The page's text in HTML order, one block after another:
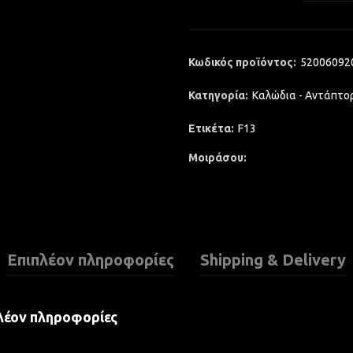
Κωδικός προϊόντος:
Κατηγορία: Καλώδια -
Ετικέτα: F13
Μοιράσου
Επιπλέον πληροφορίες Shipping & Delivery
πληροφορίες